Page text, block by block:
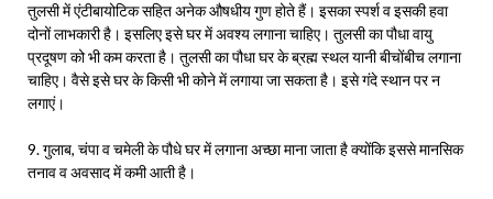
तुलसी में एंटीबायोटिक सहित अनेक औषधीय गुण होते हैं। इसका स्पर्श व इसकी हवा
दोनों लाभकारी है। इसलिए इसे घर में अवश्य लगाना चाहिए। तुलसी का पौधा वायु
प्रदूषण को भी कम करता है। तुलसी का पौधा घर के ब्रह्म स्थल यानी बीचोंबीच लगाना
चाहिए। वैसे इसे घर के किसी भी कोने में लगाया जा सकता है। इसे गंदे स्थान पर न
लगाएं।
9. गुलाब, चंपा व चमेली के पौधे घर में लगाना अच्छा माना जाता है क्योंकि इससे मानसिक
तनाव व अवसाद में कमी आती है।